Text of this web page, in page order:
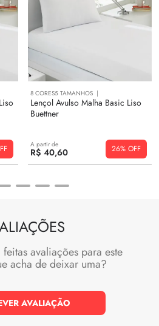
8 CORES5 TAMANHOS
Lençol Avulso Malha Basic Liso
Buettner
A partir de
R$ 40,60 26%
avaliações para este
acha de deixar uma?
AVALIAÇÃO